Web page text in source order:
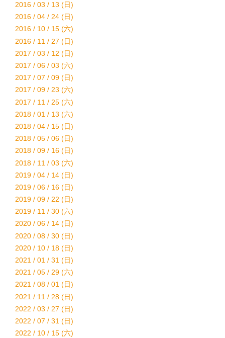
2016 / 03 / 13 (日)
2016 / 04 / 24 (日)
2016 / 10 / 15 (六)
2016 / 11 / 27 (日)
2017 / 03 / 12 (日)
2017 / 06 / 03 (六)
2017 / 07 / 09 (日)
2017 / 09 / 23 (六)
2017 / 11 / 25 (六)
2018 / 01 / 13 (六)
2018 / 04 / 15 (日)
2018 / 05 / 06 (日)
2018 / 09 / 16 (日)
2018 / 11 / 03 (六)
2019 / 04 / 14 (日)
2019 / 06 / 16 (日)
2019 / 09 / 22 (日)
2019 / 11 / 30 (六)
2020 / 06 / 14 (日)
2020 / 08 / 30 (日)
2020 / 10 / 18 (日)
2021 / 01 / 31 (日)
2021 / 05 / 29 (六)
2021 / 08 / 01 (日)
2021 / 11 / 28 (日)
2022 / 03 / 27 (日)
2022 / 07 / 31 (日)
2022 / 10 / 15 (六)